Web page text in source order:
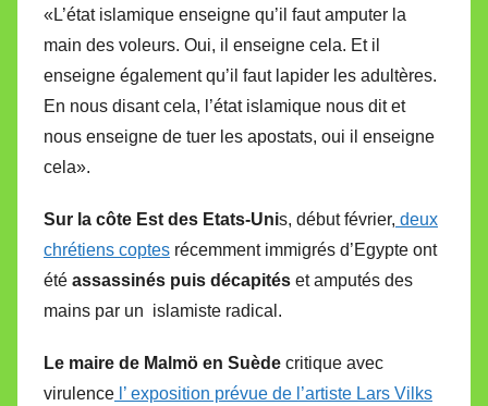
«L’état islamique enseigne qu’il faut amputer la
main des voleurs. Oui, il enseigne cela. Et il
enseigne également qu’il faut lapider les adultères.
En nous disant cela, l’état islamique nous dit et
nous enseigne de tuer les apostats, oui il enseigne
cela».
Sur la côte Est des Etats-Unis, début février, deux
chrétiens coptes récemment immigrés d’Egypte ont
été assassinés puis décapités et amputés des
mains par un islamiste radical.
Le maire de Malmö en Suède critique avec
virulence l’ exposition prévue de l’artiste Lars Vilks